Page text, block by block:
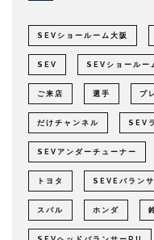
SEVショールーム大阪
SEV SEVショールー
ご来店 選手 プ
だけチャンネル SEV
SEVアンダーチューナー
トヨタ SEVEバラン
スバル ホンダ